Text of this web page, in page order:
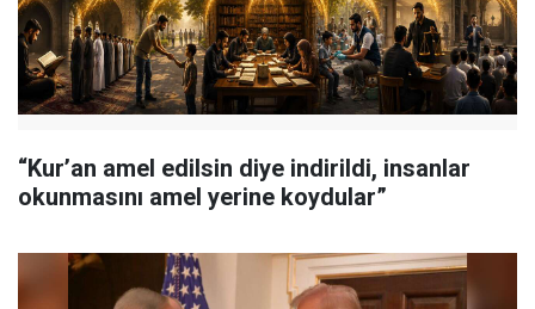
“Kur’an amel edilsin diye indirildi, insanlar
okunmasını amel yerine koydular”